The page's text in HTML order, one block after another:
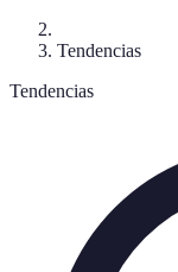
Tendencias
Tendencias